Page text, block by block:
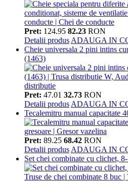
Pret: 124.95 82.23 RON
Detalii produs ADAUGA IN
Cheie universala 2 pini intins
(1463)
Pret: 47.01 32.73 RON
Detalii produs ADAUGA IN
Tecalemitru manual capacitate
Pret: 89.25 68.42 RON
Detalii produs ADAUGA IN
Set chei combinate cu clichet,